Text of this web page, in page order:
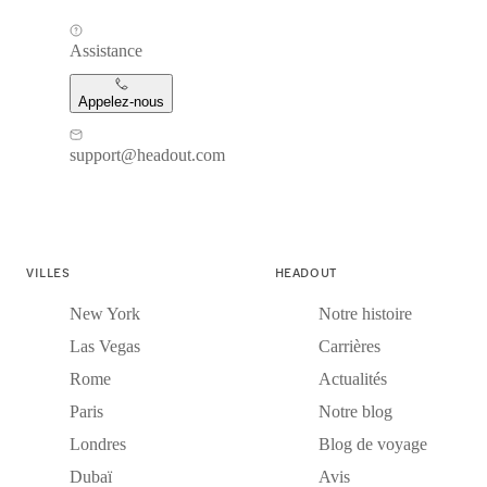
Assistance
Appelez-nous
support@headout.com
VILLES
New York
Las Vegas
Rome
Paris
Londres
Dubaï
HEADOUT
Notre histoire
Carrières
Actualités
Notre blog
Blog de voyage
Avis